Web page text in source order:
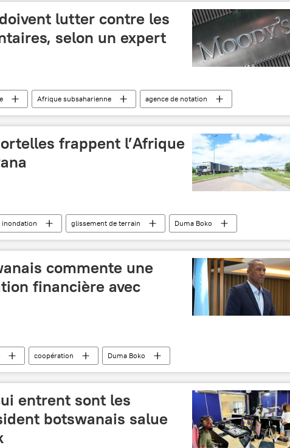
lutter contre les
selon un expert
Afrique subsaharienne agence de notation
frappent l’Afrique
inondation glissement de terrain Duma Boko
commente une
financière avec
coopération Duma Boko
entrent sont les
botswanais salue